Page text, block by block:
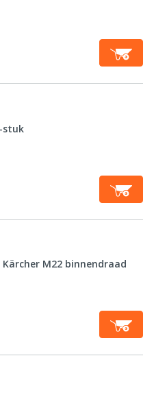
stuk
M22 binnendraad